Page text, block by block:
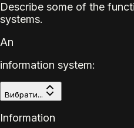
Describe some of the
systems.
An
information system:
Вибрати...
Information